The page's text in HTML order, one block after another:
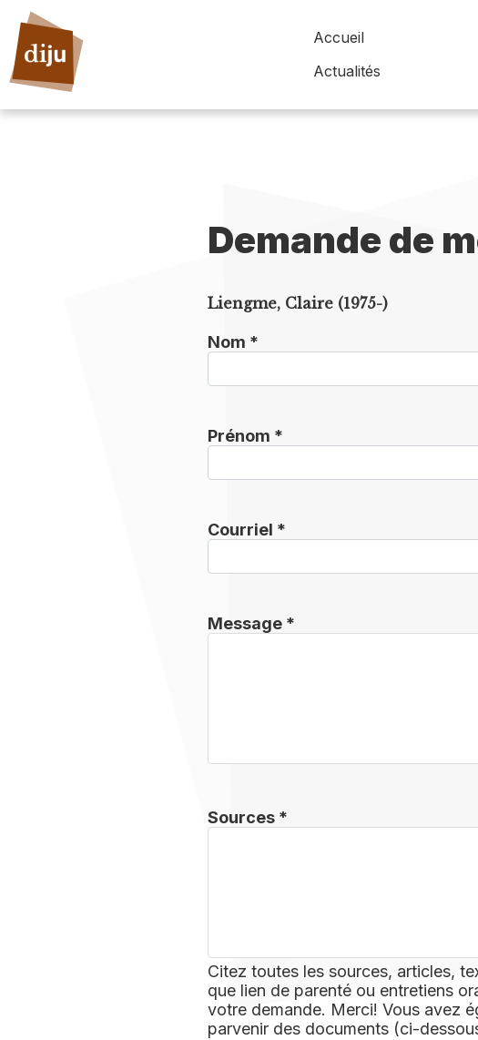
Accueil
Actualités
Demande de
Liengme, Claire (1975-)
Nom *
Prénom *
Courriel *
Message *
Sources *
Citez toutes les sources, articles,
que lien de parenté ou entretiens
votre demande. Merci! Vous avez
parvenir des documents (ci-